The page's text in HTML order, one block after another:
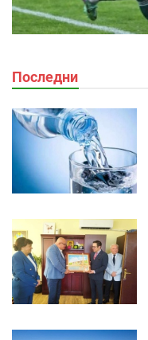
Последни